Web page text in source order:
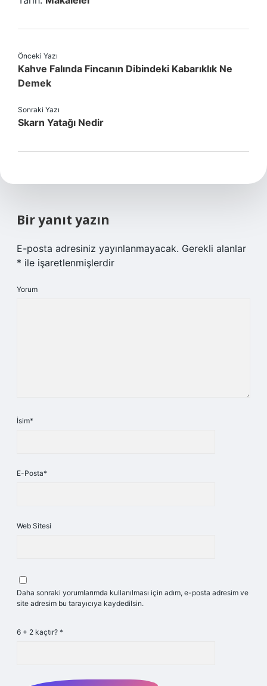
Önceki Yazı
Kahve Falında Fincanın Dibindeki Kabarıklık Ne
Demek
Sonraki Yazı
Skarn Yatağı Nedir
Bir yanıt yazın
E-posta adresiniz yayınlanmayacak. Gerekli alanlar
* ile işaretlenmişlerdir
Yorum
İsim*
E-Posta*
Web Sitesi
Daha sonraki yorumlarımda kullanılması için adım, e-posta adresim ve
site adresim bu tarayıcıya kaydedilsin.
6 + 2 kaçtır? *